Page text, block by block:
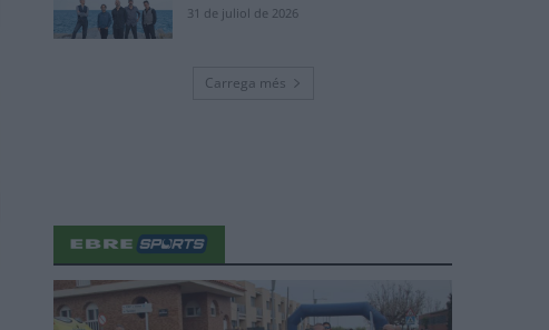
31 de juliol de 2026
Carrega més